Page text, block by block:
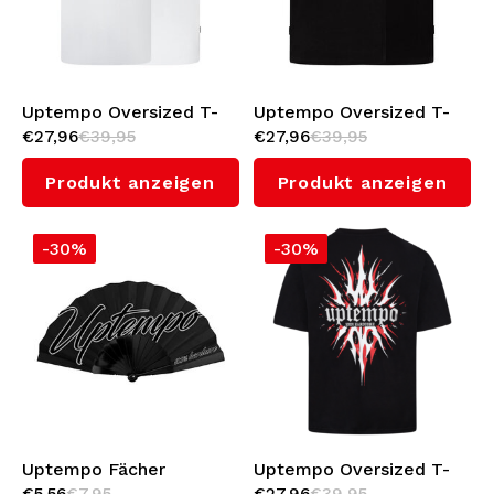
Sweaters & Hoodies
Poloshirts
Militärkleidung
Unterwäsche
Rucksäcke
Schmuck
Schlüsselanhänger
Mütze
Uptempo Oversized T-
shirt 'Signature' (White)
€27,96€39,95
Produkt anzeigen
Uptempo Oversized T-
shirt 'Signature'
(Black/Pink)
€27,96€39,95
Produkt anzeigen
-30%
Uptempo Fächer
-30%
Uptempo Oversized T-